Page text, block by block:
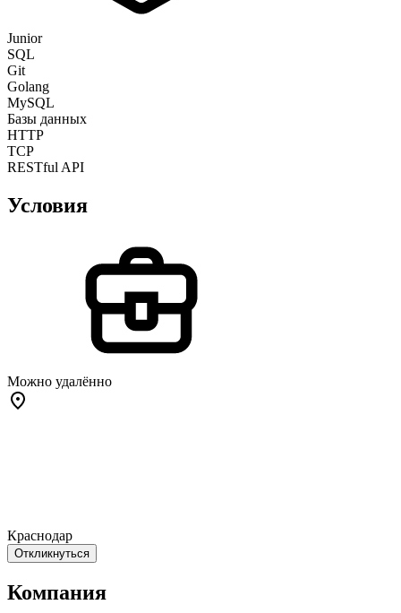
Junior
SQL
Git
Golang
MySQL
Базы данных
HTTP
TCP
RESTful API
Условия
Можно удалённо
Краснодар
Откликнуться
Компания